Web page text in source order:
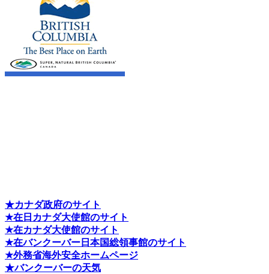
★カナダ政府のサイト
★在日カナダ大使館のサイト
★在カナダ大使館のサイト
★在バンクーバー日本国総領事館のサイト
★外務省海外安全ホームページ
★バンクーバーの天気